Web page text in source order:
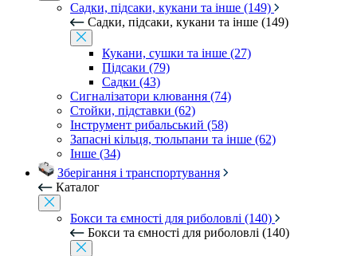
Садки, підсаки, кукани та інше (149)
Садки, підсаки, кукани та інше (149)
Кукани, сушки та інше (27)
Підсаки (79)
Садки (43)
Сигналізатори клювання (74)
Стойки, підставки (62)
Інструмент рибальський (58)
Запасні кільця, тюльпани та інше (62)
Інше (34)
Зберігання і транспортування
Каталог
Бокси та ємності для риболовлі (140)
Бокси та ємності для риболовлі (140)